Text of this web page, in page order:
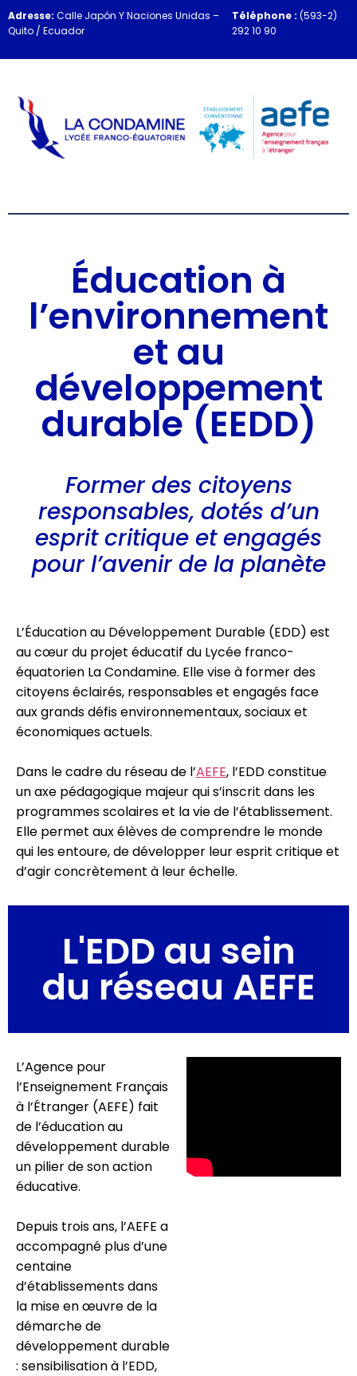
Adresse: Calle Japón Y Naciones Unidas –
Quito / Ecuador
Téléphone : (593-2)
292 10 90
Éducation à
l’environnement
et au
développement
durable (EEDD)
Former des citoyens
responsables, dotés d’un
esprit critique et engagés
pour l’avenir de la planète
L’Éducation au Développement Durable (EDD) est
au cœur du projet éducatif du Lycée franco-
équatorien La Condamine. Elle vise à former des
citoyens éclairés, responsables et engagés face
aux grands défis environnementaux, sociaux et
économiques actuels.
Dans le cadre du réseau de l’AEFE, l’EDD constitue
un axe pédagogique majeur qui s’inscrit dans les
programmes scolaires et la vie de l’établissement.
Elle permet aux élèves de comprendre le monde
qui les entoure, de développer leur esprit critique et
d’agir concrètement à leur échelle.
L'EDD au sein
du réseau AEFE
L’Agence pour
l’Enseignement Français
à l’Étranger (AEFE) fait
de l’éducation au
développement durable
un pilier de son action
éducative.
Depuis trois ans, l’AEFE a
accompagné plus d’une
centaine
d’établissements dans
la mise en œuvre de la
démarche de
développement durable
: sensibilisation à l’EDD,